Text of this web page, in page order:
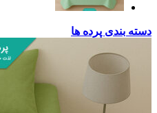
پرده ها